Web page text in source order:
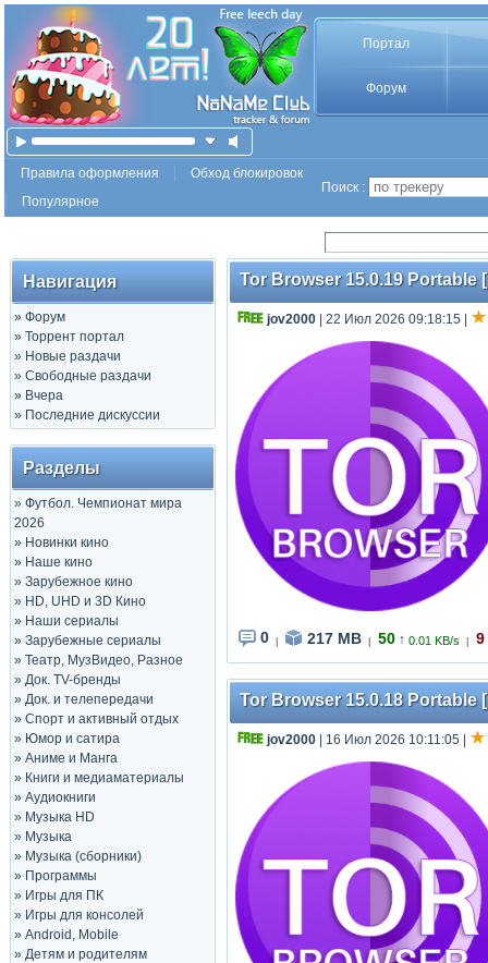
Портал
Форум
Правила оформления
Обход блокировок
Популярное
Поиск :
Навигация
» Форум
» Торрент портал
» Новые раздачи
» Свободные раздачи
» Вчера
» Последние дискуссии
Разделы
» Футбол. Чемпионат мира
2026
» Новинки кино
» Наше кино
» Зарубежное кино
» HD, UHD и 3D Кино
» Наши сериалы
» Зарубежные сериалы
» Театр, МузВидео, Разное
» Док. TV-бренды
» Док. и телепередачи
» Спорт и активный отдых
» Юмор и сатира
» Аниме и Манга
» Книги и медиаматериалы
» Аудиокниги
» Музыка HD
» Музыка
» Музыка (сборники)
» Программы
» Игры для ПК
» Игры для консолей
» Android, Mobile
» Детям и родителям
Tor Browser 15.0.19 Portable
jov2000 | 22 Июл 2026 09:18:15
0 217 MB 50 ↑ 0.01 KB/s 9
Tor Browser 15.0.18 Portable
jov2000 | 16 Июл 2026 10:11:05